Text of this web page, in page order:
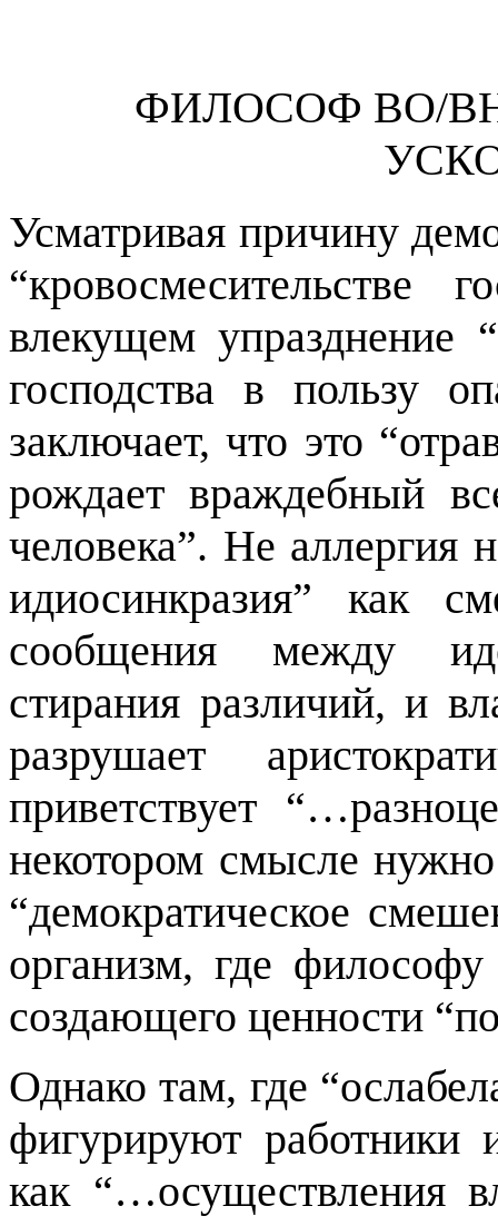
ФИЛОСОФ ВО/
Усматривая причину
“кровосмесительстве
влекущем упразднение “
господства в пользу
заключает, что это “
рождает враждебный
человека”. Не аллергия
идиосинкразия” как
сообщения между
стирания различий, и
разрушает
приветствует “…
некотором смысле
“демократическое
организм, где
создающего ценности “
Однако там, где “
фигурируют работники
как “…осуществления